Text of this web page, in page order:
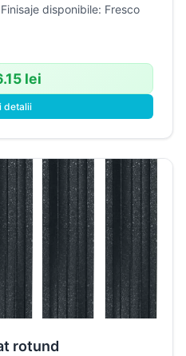
disponibile: Fresco
lei
detalii
rotund